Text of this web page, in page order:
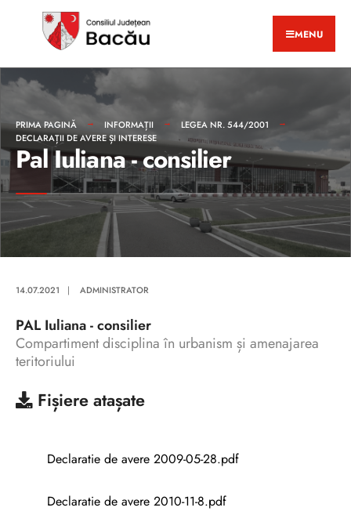
MENU
PRIMA PAGINĂ INFORMAȚII
LEGEA NR. 544/2001
DECLARAȚII DE AVERE ȘI INTERESE
Pal Iuliana - consilier
14.07.2021 | ADMINISTRATOR
PAL Iuliana - consilier
Compartiment disciplina în urbanism și amenajarea
teritoriului
Fișiere atașate
Declaratie de avere 2009-05-28.pdf
Declaratie de avere 2010-11-8.pdf